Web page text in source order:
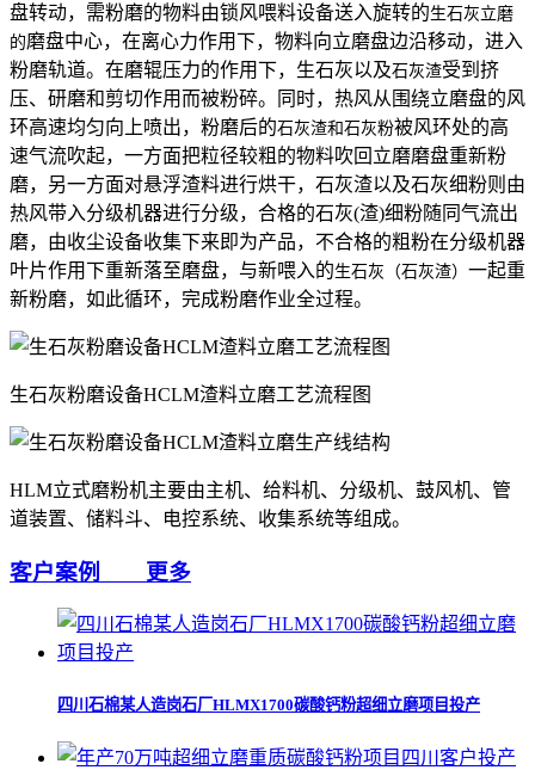
盘转动，需粉磨的物料由锁风喂料设备送入旋转的生石灰立磨
的磨盘中心，在离心力作用下，物料向立磨盘边沿移动，进入
粉磨轨道。在磨辊压力的作用下，生石灰以及石灰渣受到挤
压、研磨和剪切作用而被粉碎。同时，热风从围绕立磨盘的风
环高速均匀向上喷出，粉磨后的石灰渣和石灰粉被风环处的高
速气流吹起，一方面把粒径较粗的物料吹回立磨磨盘重新粉
磨，另一方面对悬浮渣料进行烘干，石灰渣以及石灰细粉则由
热风带入分级机器进行分级，合格的石灰(渣)细粉随同气流出
磨，由收尘设备收集下来即为产品，不合格的粗粉在分级机器
叶片作用下重新落至磨盘，与新喂入的生石灰（石灰渣） 一起重
新粉磨，如此循环，完成粉磨作业全过程。
生石灰粉磨设备HCLM渣料立磨工艺流程图
HLM立式磨粉机主要由主机、给料机、分级机、鼓风机、管
道装置、储料斗、电控系统、收集系统等组成。
客户案例 更多
四川石棉某人造岗石厂HLMX1700碳酸钙粉超细立磨项目投产